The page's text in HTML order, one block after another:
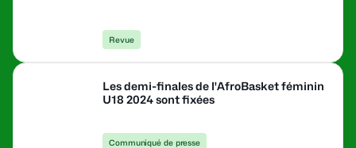
Revue
Les demi-finales de l'AfroBasket féminin
U18 2024 sont fixées
Communiqué de presse